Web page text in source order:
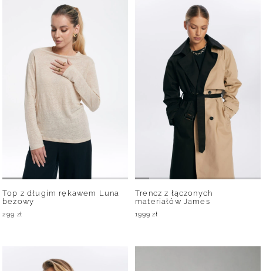
Top z długim rękawem Luna
beżowy
299 zł
Trencz z łączonych
materiałów James
1999zł